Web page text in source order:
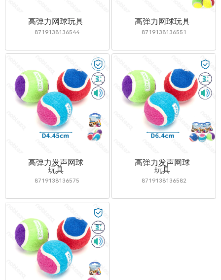
高弹力网球玩具
8719138136544
高弹力网球玩具
8719138136551
高弹力发声网球
玩具
8719138136575
高弹力发声网球
玩具
8719138136582